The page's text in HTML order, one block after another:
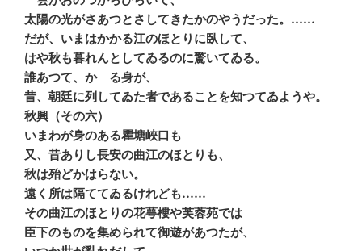
太陽の光がさあつとさしてきたかのやうだった。……
だが、いまはかかる江のほとりに臥して、
はや秋も暮れんとしてゐるのに驚いてゐる。
誰あつて、かゝる身が、
昔、朝廷に列してゐた者であることを知つてゐようや。
秋興（その六）
いまわが身のある瞿塘峽口も
又、昔ありし長安の曲江のほとりも、
秋は殆どかはらない。
遠く所は隔ててゐるけれども……
その曲江のほとりの花萼樓や芙蓉苑では
臣下のものを集められて御遊があつたが、